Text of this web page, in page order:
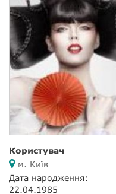
Користувач
м. Київ
Дата народження:
22.04.1985